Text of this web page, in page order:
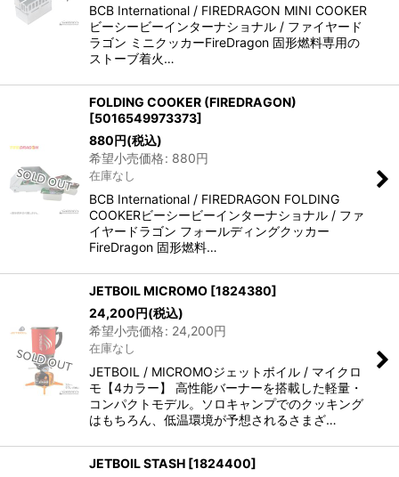
BCB International / FIREDRAGON MINI COOKER
ビーシービーインターナショナル / ファイヤード
ラゴン ミニクッカーFireDragon 固形燃料専用の
ストーブ着火…
FOLDING COOKER (FIREDRAGON)
[5016549973373]
880円(税込)
希望小売価格: 880円
在庫なし
BCB International / FIREDRAGON FOLDING
COOKERビーシービーインターナショナル / ファ
イヤードラゴン フォールディングクッカー
FireDragon 固形燃料…
JETBOIL MICROMO [1824380]
24,200円(税込)
希望小売価格: 24,200円
在庫なし
JETBOIL / MICROMOジェットボイル / マイクロ
モ【4カラー】 高性能バーナーを搭載した軽量・
コンパクトモデル。ソロキャンプでのクッキング
はもちろん、低温環境が予想されるさまざ…
JETBOIL STASH [1824400]